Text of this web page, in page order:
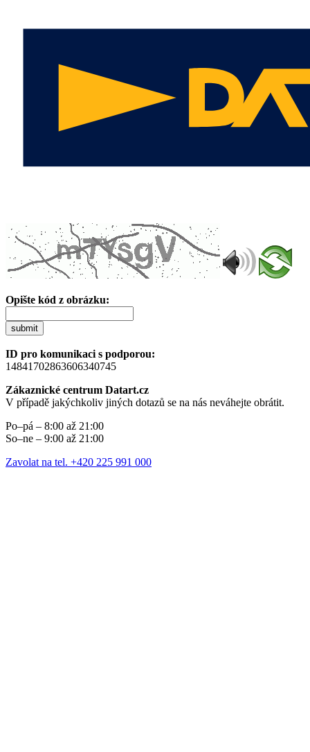
Opište kód z obrázku:
submit
ID pro komunikaci s podporou:
14841702863606340745
Zákaznické centrum Datart.cz
V případě jakýchkoliv jiných dotazů se na nás neváhejte obrátit.
Po–pá – 8:00 až 21:00
So–ne – 9:00 až 21:00
Zavolat na tel. +420 225 991 000